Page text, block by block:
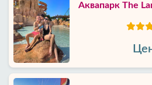
Аквапарк The